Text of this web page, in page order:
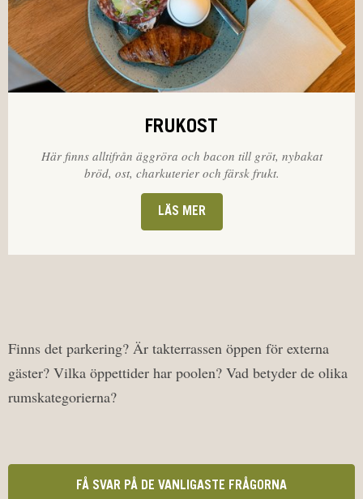
FRUKOST
Här finns alltifrån äggröra och bacon till gröt, nybakat
bröd, ost, charkuterier och färsk frukt.
LÄS MER
Finns det parkering? Är takterrassen öppen för externa
gäster? Vilka öppettider har poolen? Vad betyder de olika
rumskategorierna?
FÅ SVAR PÅ DE VANLIGASTE FRÅGORNA